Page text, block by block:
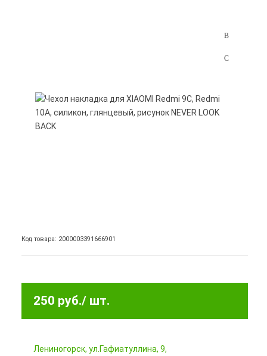
Код товара: 2000003391666901
250 руб./ шт.
Лениногорск, ул.Гафиатуллина, 9,